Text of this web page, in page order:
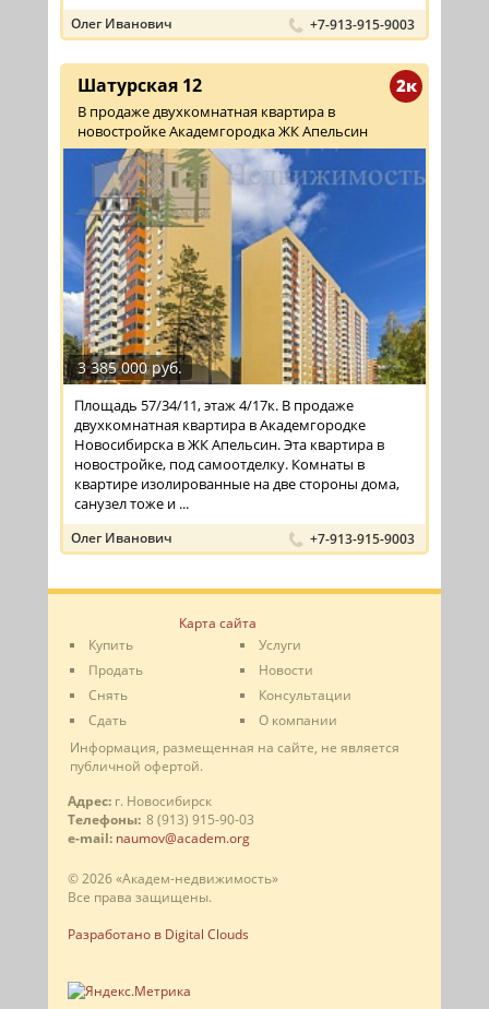
Олег Иванович +7-913-915-9003
2к
Шатурская 12
В продаже двухкомнатная квартира в
новостройке Академгородка ЖК Апельсин
3 385 000 руб.
Площадь 57/34/11, этаж 4/17к. В продаже
двухкомнатная квартира в Академгородке
Новосибирска в ЖК Апельсин. Эта квартира в
новостройке, под самоотделку. Комнаты в
квартире изолированные на две стороны дома,
санузел тоже и ...
Олег Иванович +7-913-915-9003
Карта сайта
Купить
Продать
Снять
Сдать
Услуги
Новости
Консультации
О компании
Информация, размещенная на сайте, не является
публичной офертой.
Адрес: г. Новосибирск
Телефоны: 8 (913) 915-90-03
e-mail: naumov@academ.org
© 2026 «Академ-недвижимость»
Все права защищены.
Разработано в Digital Clouds